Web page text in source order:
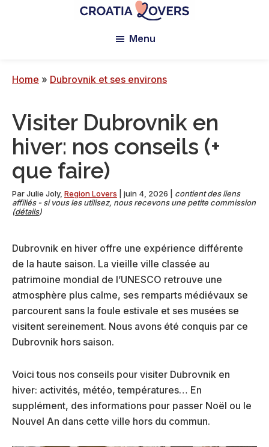
principale
sens
-
blog
de
et
Menu
Home » Dubrovnik et ses environs
Visiter Dubrovnik en
hiver: nos conseils (+
que faire)
ParJulie Joly, Region Lovers juin 4, 2026
contient des liens
affiliés - si vous les utilisez, nous recevons une petite commission
(détails)
Dubrovnik en hiver offre une expérience différente
de la haute saison. La vieille ville classée au
patrimoine mondial de l’UNESCO retrouve une
atmosphère plus calme, ses remparts médiévaux se
parcourent sans la foule estivale et ses musées se
visitent sereinement. Nous avons été conquis par ce
Dubrovnik hors saison.
Voici tous nos conseils pour visiter Dubrovnik en
hiver: activités, météo, températures… En
supplément, des informations pour passer Noël ou le
Nouvel An dans cette ville hors du commun.